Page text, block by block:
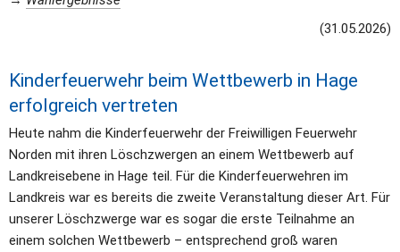
(31.05.2026)
Kinderfeuerwehr beim Wettbewerb in Hage
erfolgreich vertreten
Heute nahm die Kinderfeuerwehr der Freiwilligen Feuerwehr
Norden mit ihren Löschzwergen an einem Wettbewerb auf
Landkreisebene in Hage teil. Für die Kinderfeuerwehren im
Landkreis war es bereits die zweite Veranstaltung dieser Art. Für
unserer Löschzwerge war es sogar die erste Teilnahme an
einem solchen Wettbewerb – entsprechend groß waren